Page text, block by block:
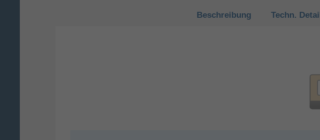
Beschreibung Techn.